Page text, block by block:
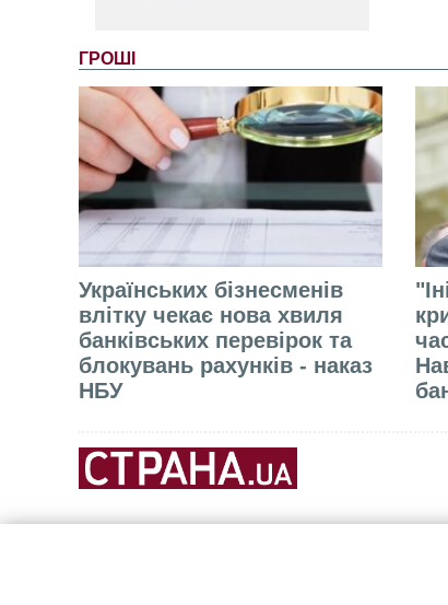
ГРОШІ
Українських бізнесменів
влітку чекає нова хвиля
банківських перевірок та
блокувань рахунків - наказ
НБУ